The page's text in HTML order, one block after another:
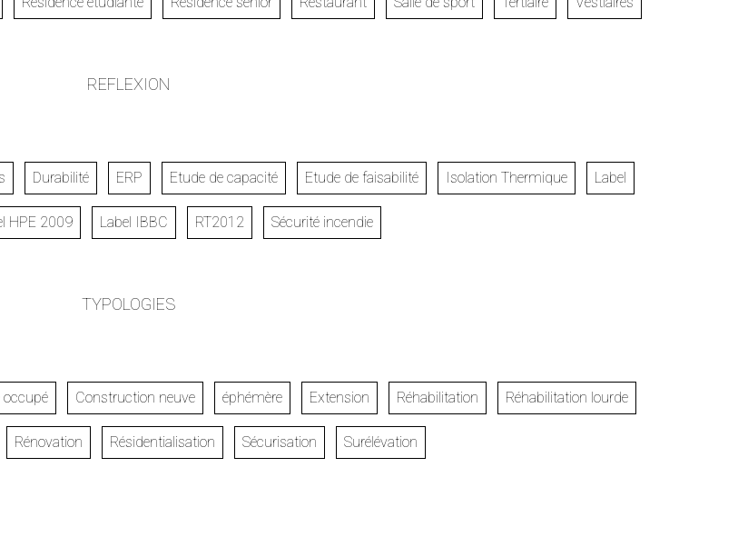
REFLEXION
Durabilité ERP Etude de capacité Etude de faisabilité Isolation Thermique Label
HPE 2009 Label IBBC RT2012 Sécurité incendie
TYPOLOGIES
occupé Construction neuve éphémère Extension Réhabilitation Réhabilitation lourde
Rénovation Résidentialisation Sécurisation Surélévation